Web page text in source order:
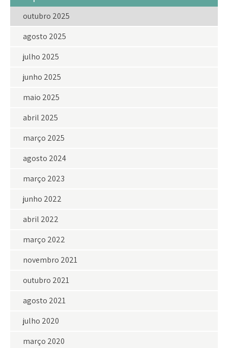
outubro 2025
agosto 2025
julho 2025
junho 2025
maio 2025
abril 2025
março 2025
agosto 2024
março 2023
junho 2022
abril 2022
março 2022
novembro 2021
outubro 2021
agosto 2021
julho 2020
março 2020